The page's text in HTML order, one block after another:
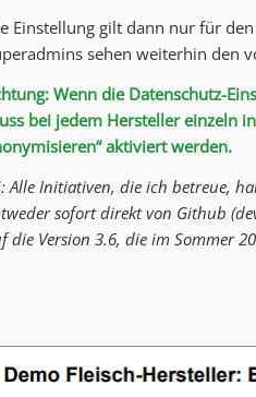
Einstellung gilt dann nur für
sehen weiterhin den
Wenn die Datenschutz-
bei jedem Hersteller einzeln
aktiviert werden.
Alle Initiativen, die ich betreue,
sofort direkt von Github
die Version 3.6, die im Sommer